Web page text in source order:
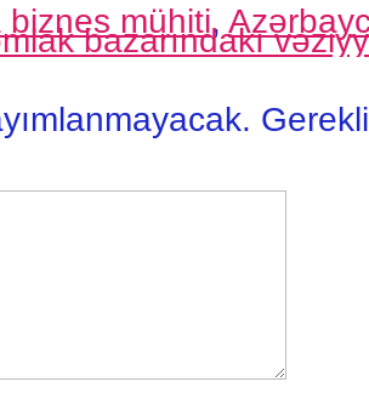
mühiti,
bazarındakı